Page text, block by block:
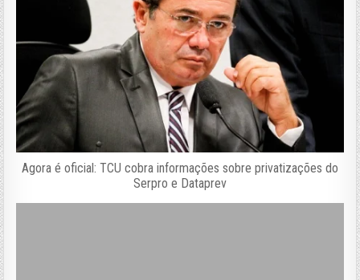
Agora é oficial: TCU cobra informações sobre privatizações do
Serpro e Dataprev